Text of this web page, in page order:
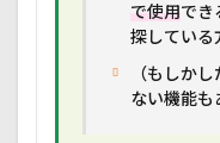
で使用でき
探している
（もしか
ない機能も